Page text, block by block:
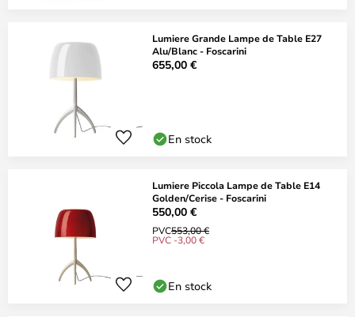
Lumiere Grande Lampe de Table E27
Alu/Blanc - Foscarini
655,00 €
En stock
Lumiere Piccola Lampe de Table E14
Golden/Cerise - Foscarini
550,00 €
PVC553,00 €
PVC -3,00 €
En stock